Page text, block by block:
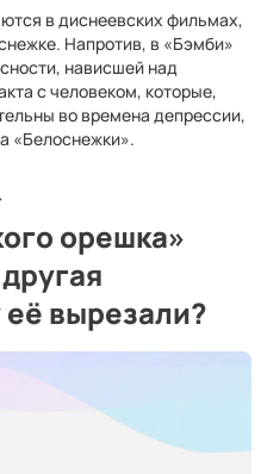
в диснеевских фильмах,
Напротив, в «Бэмби»
нависшей над
с человеком, которые,
во времена депрессии,
«Белоснежки».
орешка»
вырезали?